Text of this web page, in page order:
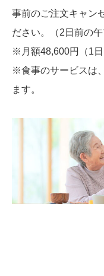
事前のご注文キャン
ださい。（2日前の午
※月額48,600円（1日
※食事のサービスは
ます。